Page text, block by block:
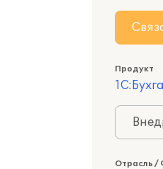
Продукт
Отрасль /